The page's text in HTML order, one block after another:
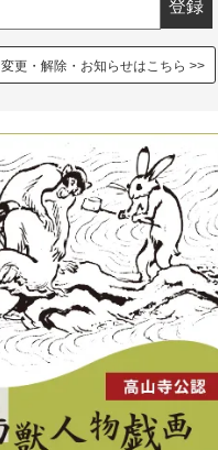
変更・解除・お知らせはこちら